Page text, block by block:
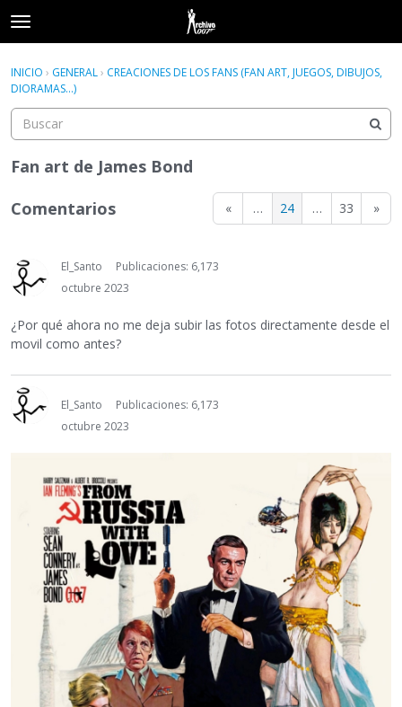
t
o
g
g
l
e
m
e
u
Acceder Registrarse
Categorías
Hilos
Actividad
Acceder Registrarse ×
INICIO › GENERAL› CREACIONES DE LOS FANS (FAN ART, JUEGOS, DIBUJOS,
DIORAMAS...)
Fan art de James Bond
« … 24 … 33 »
Comentarios
El_Santo
Publicaciones: 6,173
octubre 2023
¿Por qué ahora no me deja subir las fotos directamente desde el
movil como antes?
El_Santo
Publicaciones: 6,173
octubre 2023